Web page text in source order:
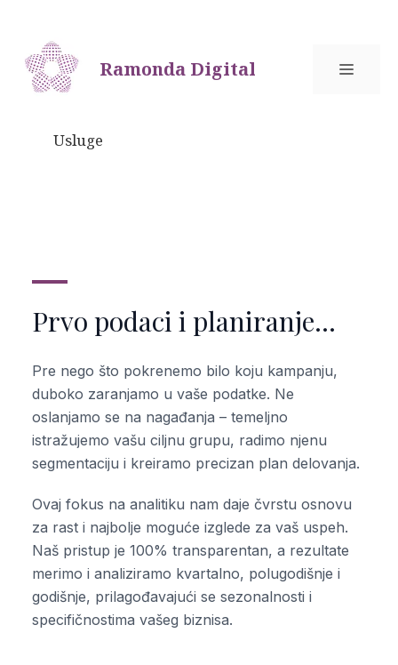
content
Ramonda Digital
Usluge
Prvo podaci i planiranje…
Pre nego što pokrenemo bilo koju kampanju,
duboko zaranjamo u vaše podatke. Ne
oslanjamo se na nagađanja – temeljno
istražujemo vašu ciljnu grupu, radimo njenu
segmentaciju i kreiramo precizan plan delovanja.
Ovaj fokus na analitiku nam daje čvrstu osnovu
za rast i najbolje moguće izglede za vaš uspeh.
Naš pristup je 100% transparentan, a rezultate
merimo i analiziramo kvartalno, polugodišnje i
godišnje, prilagođavajući se sezonalnosti i
specifičnostima vašeg biznisa.